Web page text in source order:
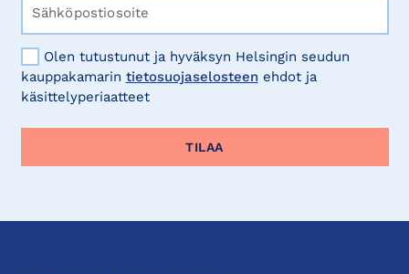
Olen tutustunut ja hyväksyn Helsingin seudun
kauppakamarin tietosuojaselosteen ehdot ja
käsittelyperiaatteet